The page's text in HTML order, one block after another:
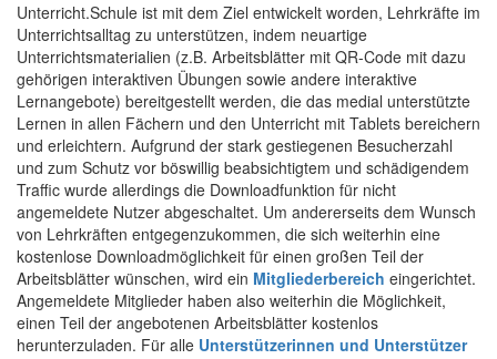
Unterricht.Schule ist mit dem Ziel entwickelt worden, Lehrkräfte im
Unterrichtsalltag zu unterstützen, indem neuartige
Unterrichtsmaterialien (z.B. Arbeitsblätter mit QR-Code mit dazu
gehörigen interaktiven Übungen sowie andere interaktive
Lernangebote) bereitgestellt werden, die das medial unterstützte
Lernen in allen Fächern und den Unterricht mit Tablets bereichern
und erleichtern. Aufgrund der stark gestiegenen Besucherzahl
und zum Schutz vor böswillig beabsichtigtem und schädigendem
Traffic wurde allerdings die Downloadfunktion für nicht
angemeldete Nutzer abgeschaltet. Um andererseits dem Wunsch
von Lehrkräften entgegenzukommen, die sich weiterhin eine
kostenlose Downloadmöglichkeit für einen großen Teil der
Arbeitsblätter wünschen, wird ein Mitgliederbereich eingerichtet.
Angemeldete Mitglieder haben also weiterhin die Möglichkeit,
einen Teil der angebotenen Arbeitsblätter kostenlos
herunterzuladen. Für alle Unterstützerinnen und Unterstützer